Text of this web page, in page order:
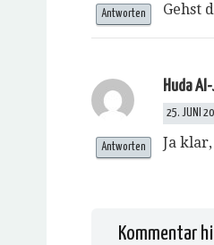
Gehst
Antworten
Huda
25. JUNI
Ja
Antworten
Kommentar